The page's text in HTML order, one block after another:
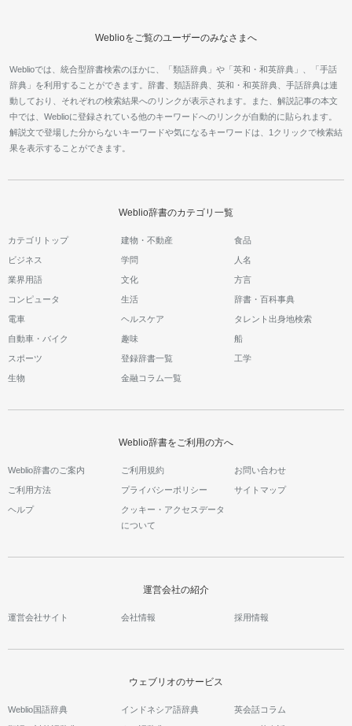
Weblioをご覧のユーザーのみなさまへ
Weblioでは、統合型辞書検索のほかに、「類語辞典」や「英和・和英辞典」、「手話
辞典」を利用することができます。辞書、類語辞典、英和・和英辞典、手話辞典は連
動しており、それぞれの検索結果へのリンクが表示されます。また、解説記事の本文
中では、Weblioに登録されている他のキーワードへのリンクが自動的に貼られます。
解説文で登場した分からないキーワードや気になるキーワードは、1クリックで検索結
果を表示することができます。
Weblio辞書のカテゴリ一覧
カテゴリトップ 建物・不動産 食品
ビジネス 学問 人名
業界用語 文化 方言
コンピュータ 生活 辞書・百科事典
電車 ヘルスケア タレント出身地検索
自動車・バイク 趣味 船
スポーツ 登録辞書一覧 工学
生物 金融コラム一覧
Weblio辞書をご利用の方へ
Weblio辞書のご案内 ご利用規約 お問い合わせ
ご利用方法 プライバシーポリシー サイトマップ
ヘルプ
クッキー・アクセスデータ
について
運営会社の紹介
運営会社サイト 会社情報 採用情報
ウェブリオのサービス
Weblio国語辞典 インドネシア語辞典 英会話コラム